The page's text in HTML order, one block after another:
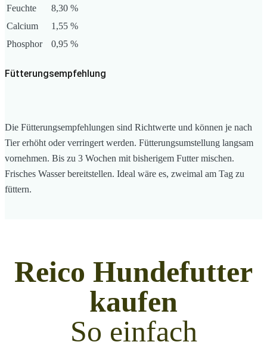
Feuchte
8,30 %
Calcium
1,55 %
Phosphor
0,95 %
Fütterungsempfehlung
Die Fütterungsempfehlungen sind Richtwerte und können je nach
Tier erhöht oder verringert werden. Fütterungsumstellung langsam
vornehmen. Bis zu 3 Wochen mit bisherigem Futter mischen.
Frisches Wasser bereitstellen. Ideal wäre es, zweimal am Tag zu
füttern.
Reico Hundefutter
kaufen
So einfach